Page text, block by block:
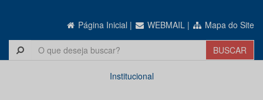
Página Inicial | WEBMAIL | Mapa do Site
Institucional